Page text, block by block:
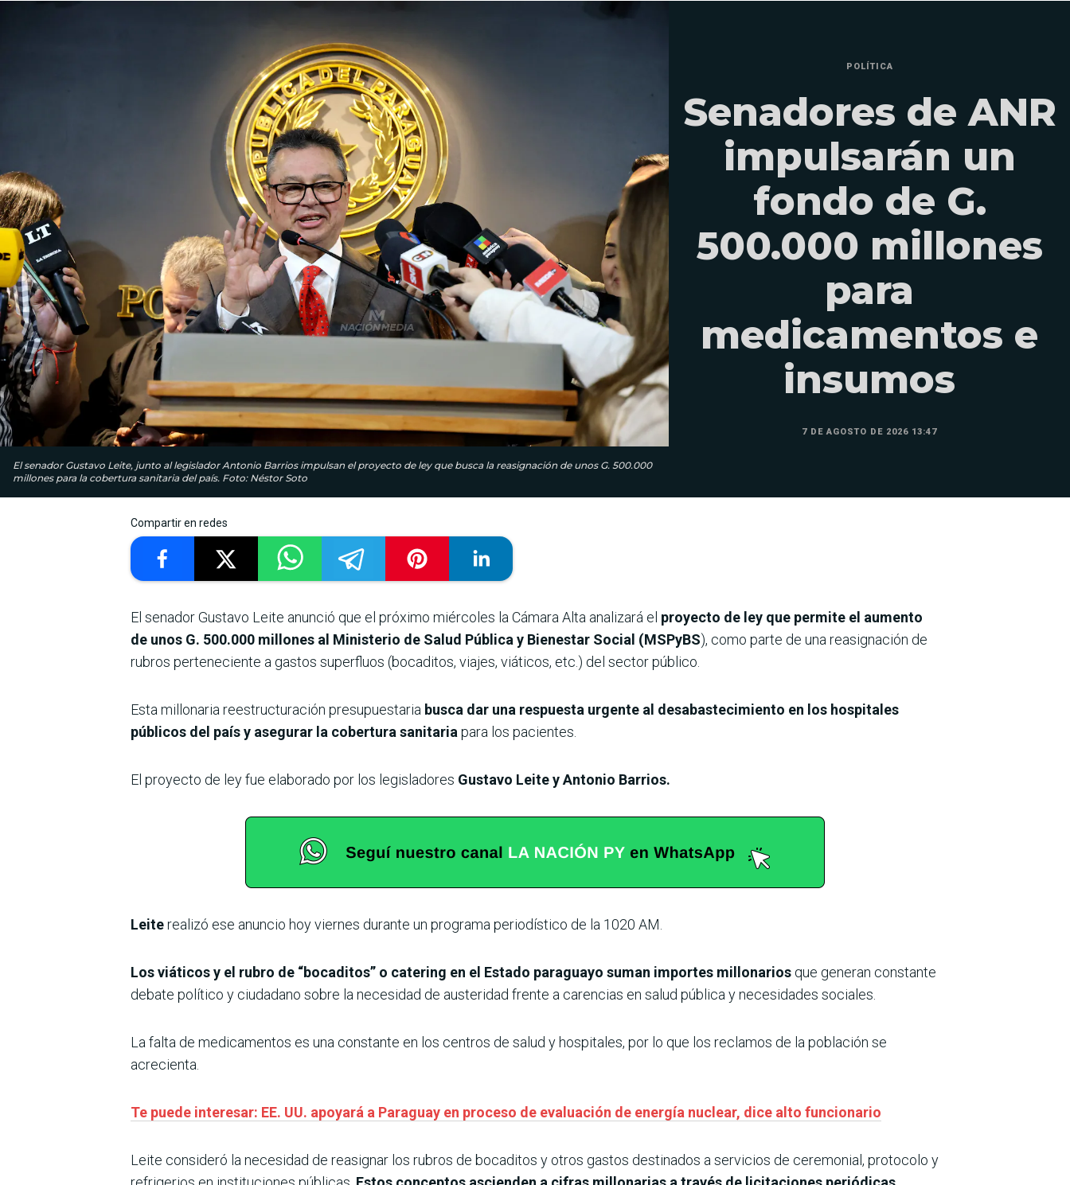
El senador Gustavo Leite, junto al legislador Antonio Barrios impulsan el proyecto de ley que busca la reasignación de unos G. 500.000
millones para la cobertura sanitaria del país. Foto: Néstor Soto
POLÍTICA
Senadores de ANR
impulsarán un
fondo de G.
500.000 millones
para
medicamentos e
insumos
7 DE AGOSTO DE 2026 13:47
Compartir en redes
El senador Gustavo Leite anunció que el próximo miércoles la Cámara Alta analizará el proyecto de ley que permite el aumento
de unos G. 500.000 millones al Ministerio de Salud Pública y Bienestar Social (MSPyBS), como parte de una reasignación de
rubros perteneciente a gastos superfluos (bocaditos, viajes, viáticos, etc.) del sector público.
Esta millonaria reestructuración presupuestaria busca dar una respuesta urgente al desabastecimiento en los hospitales
públicos del país y asegurar la cobertura sanitaria para los pacientes.
El proyecto de ley fue elaborado por los legisladores Gustavo Leite y Antonio Barrios.
Leiterealizó ese anuncio hoy viernes durante un programa periodístico de la 1020 AM.
Los viáticos y el rubro de “bocaditos” o catering en el Estado paraguayo suman importes millonarios que generan constante
debate político y ciudadano sobre la necesidad de austeridad frente a carencias en salud pública y necesidades sociales.
La falta de medicamentos es una constante en los centros de salud y hospitales, por lo que los reclamos de la población se
acrecienta.
Te puede interesar: EE. UU. apoyará a Paraguay en proceso de evaluación de energía nuclear, dice alto funcionario
Leite consideró la necesidad de reasignar los rubros de bocaditos y otros gastos destinados a servicios de ceremonial, protocolo y